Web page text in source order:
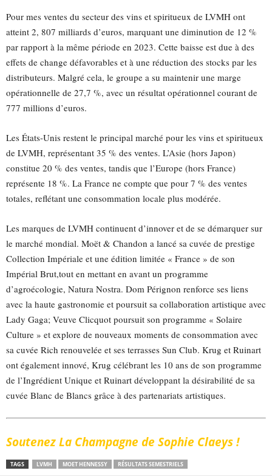
Pour mes ventes du secteur des vins et spiritueux de LVMH ont
atteint 2, 807 milliards d’euros, marquant une diminution de 12 %
par rapport à la même période en 2023. Cette baisse est due à des
effets de change défavorables et à une réduction des stocks par les
distributeurs. Malgré cela, le groupe a su maintenir une marge
opérationnelle de 27,7 %, avec un résultat opérationnel courant de
777 millions d’euros.
Les États-Unis restent le principal marché pour les vins et spiritueux
de LVMH, représentant 35 % des ventes. L’Asie (hors Japon)
constitue 20 % des ventes, tandis que l’Europe (hors France)
représente 18 %. La France ne compte que pour 7 % des ventes
totales, reflétant une consommation locale plus modérée.
Les marques de LVMH continuent d’innover et de se démarquer sur
le marché mondial. Moët & Chandon a lancé sa cuvée de prestige
Collection Impériale et une édition limitée « France » de son
Impérial Brut,tout en mettant en avant un programme
d’agroécologie, Natura Nostra. Dom Pérignon renforce ses liens
avec la haute gastronomie et poursuit sa collaboration artistique avec
Lady Gaga; Veuve Clicquot poursuit son programme « Solaire
Culture » et explore de nouveaux moments de consommation avec
sa cuvée Rich renouvelée et ses terrasses Sun Club. Krug et Ruinart
ont également innové, Krug célébrant les 10 ans de son programme
de l’Ingrédient Unique et Ruinart développant la désirabilité de sa
cuvée Blanc de Blancs grâce à des partenariats artistiques.
Soutenez La Champagne de Sophie Claeys !
TAGS LVMH MOET HENNESSY RÉSULTATS SEMESTRIELS